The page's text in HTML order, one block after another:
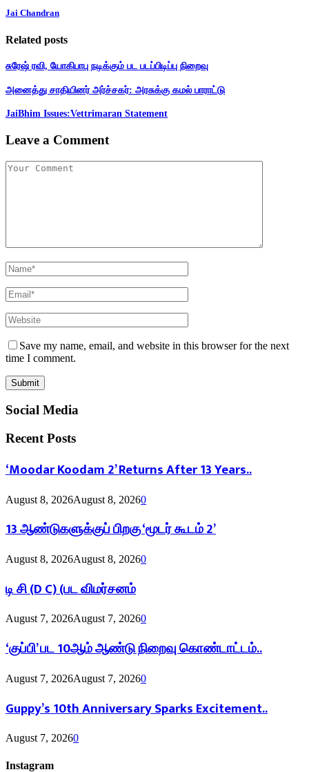
Jai Chandran
Related posts
சுரேஷ் ரவி, யோகிபாபு நடிக்கும் பட படப்பிடிப்பு நிறைவு
அனைத்து சாதியினர் அர்ச்சகர்: அரசுக்கு கமல் பாராட்டு
JaiBhim Issues:Vettrimaran Statement
Leave a Comment
Save my name, email, and website in this browser for the next
time I comment.
Social Media
Recent Posts
‘Moodar Koodam 2’ Returns After 13 Years..
August 8, 2026August 8, 20260
13 ஆண்டுகளுக்குப் பிறகு ‘மூடர் கூடம் 2’
August 8, 2026August 8, 20260
டி சி (D C) (பட விமர்சனம்
August 7, 2026August 7, 20260
‘குப்பி’ பட 10ஆம் ஆண்டு நிறைவு கொண்டாட்டம்..
August 7, 2026August 7, 20260
Guppy’s 10th Anniversary Sparks Excitement..
August 7, 20260
Instagram